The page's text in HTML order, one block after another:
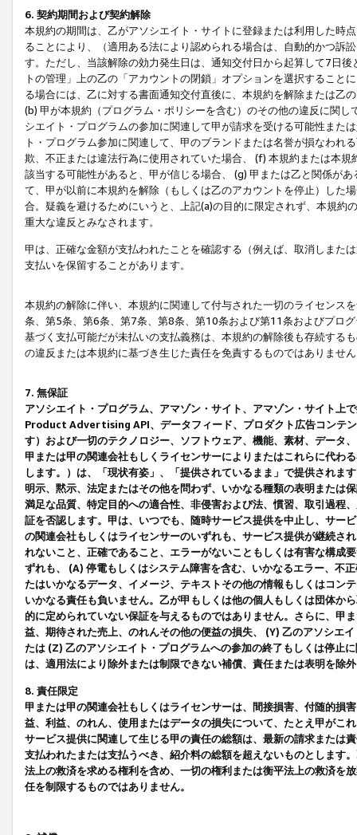
6. 契約期間および契約解除
本規約の期間は、乙がアソシエイト・サイトに登録または利用した時
ることにより、（適用ある法により認められる場合は、自動的かつ訴
す。ただし、当該解除の効力発生日は、通知交付日から起算して7日
トの管理」上の乙の「アカウントの閉鎖」オプションを選択するこ
る場合には、乙に対する書面通知交付直後に、本規約を解除または乙
(b) 甲が本規約（プログラム・ポリシーを含む）のその他の違反に関
シエイト・プログラムの参加に関連して甲が請求を受ける可能性また
ト・プログラム参加に関連して、甲のブランドまたは名誉が損なわれ
欺、不正または違法行為に使用されていた場合、 (f) 本規約または本
該当する可能性があると、甲が信じる場合、 (g) 甲または乙と関係が
て、甲が以前に本規約を解除（もしくは乙のアカウントを停止）した
合。疑義を避けるためにいうと、上記(a)の目的に限定されず、本規
重大な違反とみなされます。
甲は、正確な金額が支払われたことを確認する（例えば、取消しまた
支払いを保留することがあります。
本規約の解除に伴い、本規約に関連して付与された一切のライセンス
条、第5条、第6条、第7条、第8条、第10条および第11条およびプロ
基づく支払可能だが未払いの支払義務は、本規約の解除後も存続する
の違反または本規約に基づき生じた責任を免責するものではありませ
7. 無保証
アソシエイト・プログラム、アマゾン・サイト、アマゾン・サイト上
Product Advertising API、データフィード、プロダクト広告コンテ
す）および一切のテクノロジー、ソフトウェア、機能、素材、データ
甲または甲の関連会社もしくライセンサーによりまたはこれらに代わ
します。）は、「現状有姿」、「提供されているまま」で提供されま
明示、黙示、法定またはその他を問わず、いかなる種類の表明または
満足な品質、特定目的への適合性、非侵害および法、慣習、取引過程
証を否認します。甲は、いつでも、随時サービス提供を中止し、サー
の関連会社もしくはライセンサーのいずれも、サービス提供が継続さ
れないこと、正確であること、エラーがないこともしくは有害な構成
ずれも、 (A) 停電もしくはシステム障害を含む、いかなるエラー、不
たはいかなるデータ、イメージ、テキストその他の情報もしくはコン
いかなる責任も負いません。乙が甲もしくは他の個人もしくは団体か
的に定められていない保証を与えるものではありません。さらに、甲
益、期待された売上、のれんその他の便益の損失、 (Y) 乙のアソシエ
たは (Z) 乙のアソシエイト・プログラムへの参加の終了もしくは停止
は、適用法により除外または制限できない補償、責任または表明を除
8. 責任限定
甲または甲の関連会社もしくはライセンサーは、間接損害、付随的損
益、利益、のれん、使用またはデータの損失について、たとえ甲がこ
サービス提供に関連して生じる甲の責任の総額は、最新の請求または
支払われたまたは支払うべき、紹介料の総額を超えないものとします
法上の救済を求める権利を含め、一切の権利または衡平法上の救済を
任を制限するものではありません。